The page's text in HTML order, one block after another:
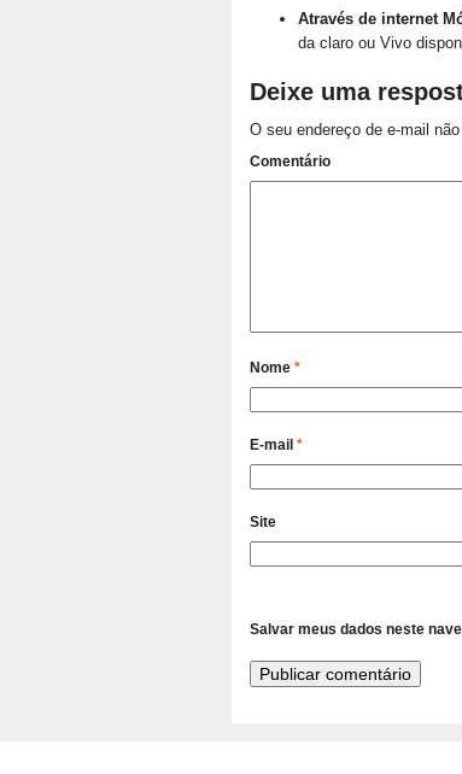
Através de internet
da claro ou Vivo
Deixe uma
O seu endereço de e-mail
Comentário
Nome *
E-mail *
Site
Salvar meus dados neste